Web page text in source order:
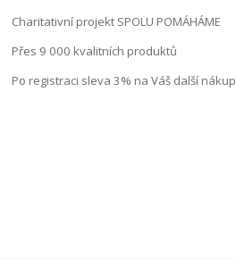
Charitativní projekt SPOLU POMÁHÁME
Přes 9 000 kvalitních produktů
Po registraci sleva 3% na Váš další nákup